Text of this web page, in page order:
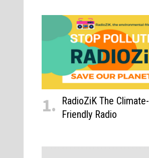
1.
RadioZiK The Climate-
Friendly Radio